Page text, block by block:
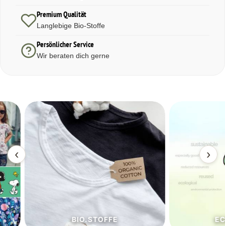
Premium Qualität
Langlebige Bio-Stoffe
Persönlicher Service
Wir beraten dich gerne
‹
BIO.STOFFE
›